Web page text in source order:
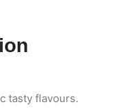
tasty flavours.